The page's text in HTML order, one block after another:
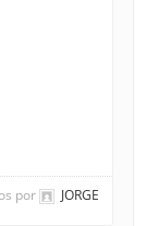
por
JORGE